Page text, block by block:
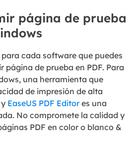
página de prueba
cada software que puedes
página de prueba en PDF. Para
una herramienta que
de impresión de alta
EaseUS PDF Editores una
No compromete la calidad y
PDF en color o blanco &